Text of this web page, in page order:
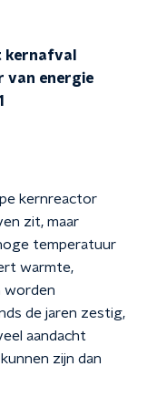
kernafval
van energie
kernreactor
zit, maar
temperatuur
warmte,
worden
de jaren zestig,
aandacht
zijn dan